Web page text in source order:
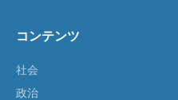
コンテンツ
社会
政治